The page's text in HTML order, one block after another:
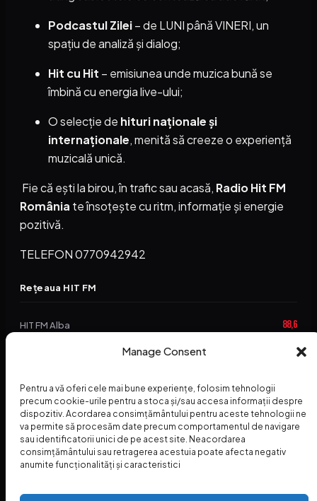
Manage Consent
Pentru a vă oferi cele mai bune experiențe, folosim tehnologii
precum cookie-urile pentru a stoca și/sau accesa informații despre
dispozitiv. Acordarea consimțământului pentru aceste tehnologii ne
va permite să procesăm date precum comportamentul de navigare
sau identificatorii unici de pe acest site. Neacordarea
consimțământului sau retragerea acestuia poate afecta negativ
anumite funcționalități și caracteristici
Podcastul Zilei– de LUNI până VINERI, un
spațiu de analiză și dialog;
Hit cu Hit – emisiunea unde muzica bună se
îmbină cu energia live-ului;
O selecție de hituri naționale și
internaționale, menită să creeze o experiență
muzicală unică.
Fie că ești la birou, în trafic sau acasă, Radio Hit FM
România te însoțește cu ritm, informație și energie
pozitivă.
TELEFON 0770942942
Rețeaua HIT FM
HIT FM Alba 88,6
94,2
HIT FM Abrud 94,3
HIT FM Horezu 95,1
HIT FM Nehoiu 88,2